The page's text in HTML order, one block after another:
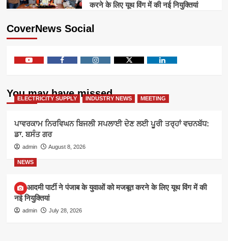
करने के लिए यूथ विंग में की नई नियुक्तियां
CoverNews Social
You may have missed
ELECTRICITY SUPPLY INDUSTRY NEWS MEETING
ਪਾਵਰਕਾਮ ਨਿਰਵਿਘਨ ਬਿਜਲੀ ਸਪਲਾਈ ਦੇਣ ਲਈ ਪੂਰੀ ਤਰ੍ਹਾਂ ਵਚਨਬੱਧ:
ਡਾ. ਬਸੰਤ ਗਰ
admin August 8, 2026
NEWS
आम आदमी पार्टी ने पंजाब के युवाओं को मजबूत करने के लिए यूथ विंग में की
नई नियुक्तियां
admin July 28, 2026